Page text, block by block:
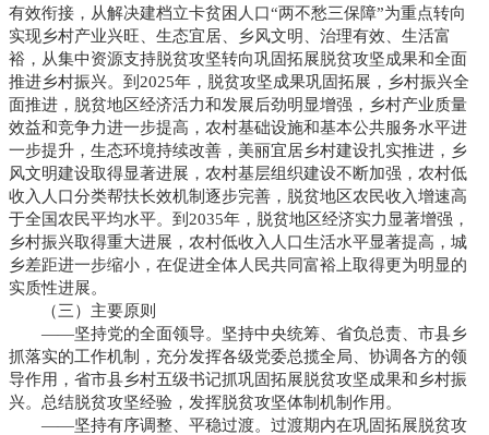
有效衔接，从解决建档立卡贫困人口“两不愁三保障”为重点转向
实现乡村产业兴旺、生态宜居、乡风文明、治理有效、生活富
裕，从集中资源支持脱贫攻坚转向巩固拓展脱贫攻坚成果和全面
推进乡村振兴。到2025年，脱贫攻坚成果巩固拓展，乡村振兴全
面推进，脱贫地区经济活力和发展后劲明显增强，乡村产业质量
效益和竞争力进一步提高，农村基础设施和基本公共服务水平进
一步提升，生态环境持续改善，美丽宜居乡村建设扎实推进，乡
风文明建设取得显著进展，农村基层组织建设不断加强，农村低
收入人口分类帮扶长效机制逐步完善，脱贫地区农民收入增速高
于全国农民平均水平。到2035年，脱贫地区经济实力显著增强，
乡村振兴取得重大进展，农村低收入人口生活水平显著提高，城
乡差距进一步缩小，在促进全体人民共同富裕上取得更为明显的
实质性进展。
（三）主要原则
——坚持党的全面领导。坚持中央统筹、省负总责、市县乡
抓落实的工作机制，充分发挥各级党委总揽全局、协调各方的领
导作用，省市县乡村五级书记抓巩固拓展脱贫攻坚成果和乡村振
兴。总结脱贫攻坚经验，发挥脱贫攻坚体制机制作用。
——坚持有序调整、平稳过渡。过渡期内在巩固拓展脱贫攻